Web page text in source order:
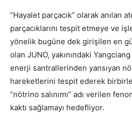
“Hayalet parçacık” olarak anılan
parçacıklarını tespit etmeye ve
yönelik bugüne dek girişilen en
olan JUNO, yakınındaki
enerji santrallerinden yansıyan
hareketlerini tespit ederek
“nötrino salınımı” adı verilen
kaktı sağlamayı hedefliyor.